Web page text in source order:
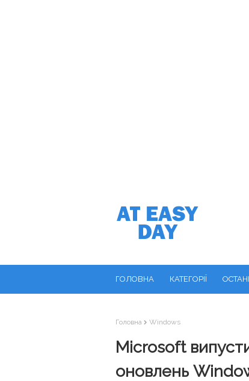
ГОЛОВНА КАТЕГОРІЇ
Головна Windows
Microsoft
оновлень